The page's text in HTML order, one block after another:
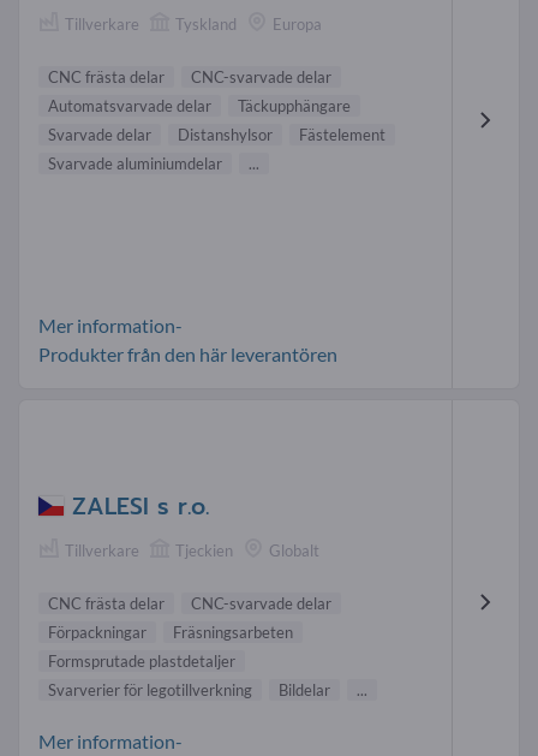
Tillverkare Tyskland Europa
CNC frästa delar
CNC-svarvade delar
Automatsvarvade delar
Täckupphängare
Svarvade delar
Distanshylsor
Fästelement
Svarvade aluminiumdelar
...
Mer information-
Produkter från den här leverantören
ZALESI s r.o.
Tillverkare Tjeckien Globalt
CNC frästa delar
CNC-svarvade delar
Förpackningar
Fräsningsarbeten
Formsprutade plastdetaljer
Svarverier för legotillverkning
Bildelar ...
Mer information-